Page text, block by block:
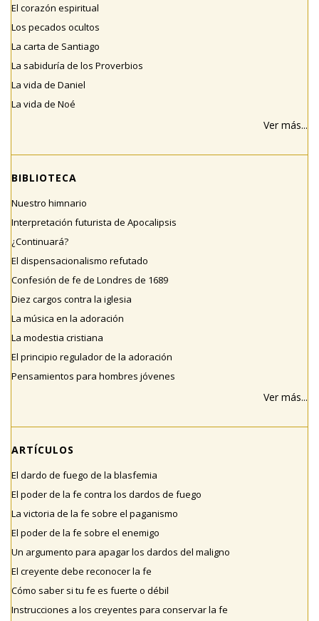
El corazón espiritual
Los pecados ocultos
La carta de Santiago
La sabiduría de los Proverbios
La vida de Daniel
La vida de Noé
Ver más...
BIBLIOTECA
Nuestro himnario
Interpretación futurista de Apocalipsis
¿Continuará?
El dispensacionalismo refutado
Confesión de fe de Londres de 1689
Diez cargos contra la iglesia
La música en la adoración
La modestia cristiana
El principio regulador de la adoración
Pensamientos para hombres jóvenes
Ver más...
ARTÍCULOS
El dardo de fuego de la blasfemia
El poder de la fe contra los dardos de fuego
La victoria de la fe sobre el paganismo
El poder de la fe sobre el enemigo
Un argumento para apagar los dardos del maligno
El creyente debe reconocer la fe
Cómo saber si tu fe es fuerte o débil
Instrucciones a los creyentes para conservar la fe